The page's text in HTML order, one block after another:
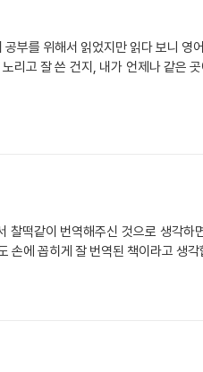
부를 위해서 읽었지만 읽다 보니 영
리고 잘 쓴 건지, 내가 언제나 같은
이 번역해주신 것으로 생각하면 좋을
번역된 책이라고 생각합니다. 오더블로 오